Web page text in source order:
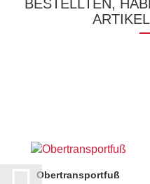
BESTELLTEN,
Obertransportfuß